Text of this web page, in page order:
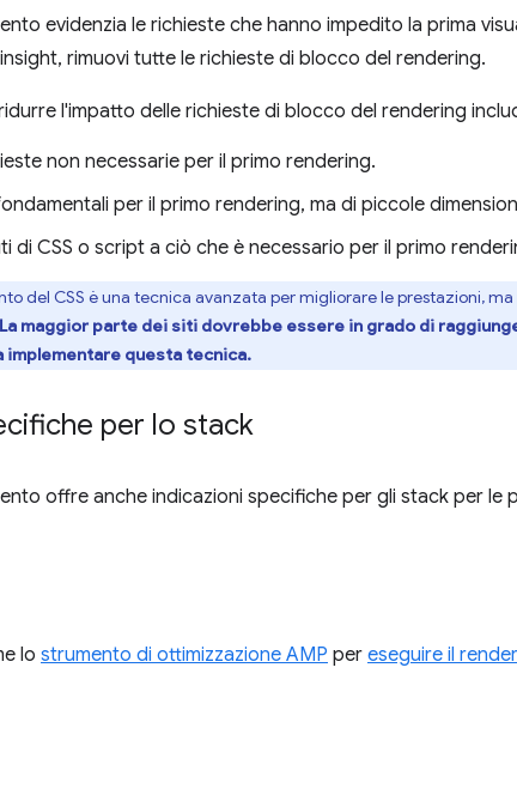
evidenzia le richieste che hanno impedito la prima
rimuovi tutte le richieste di blocco del rendering.
l'impatto delle richieste di blocco del rendering
non necessarie per il primo rendering.
per il primo rendering, ma di piccole
di CSS o script a ciò che è necessario per il primo
del CSS è una tecnica avanzata per migliorare le prestazioni,
La maggior parte dei siti dovrebbe essere in grado di
questa tecnica.
per lo stack
offre anche indicazioni specifiche per gli stack per le
lo strumento di ottimizzazione AMP per eseguire il